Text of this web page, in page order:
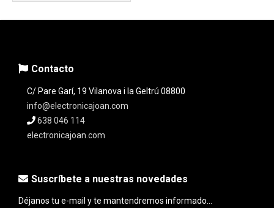
Contacto
C/ Pare Garí, 19 Vilanova i la Geltrú 08800
info@electronicajoan.com
638 046 114
electronicajoan.com
Suscríbete a nuestras novedades
Déjanos tu e-mail y te mantendremos informado...